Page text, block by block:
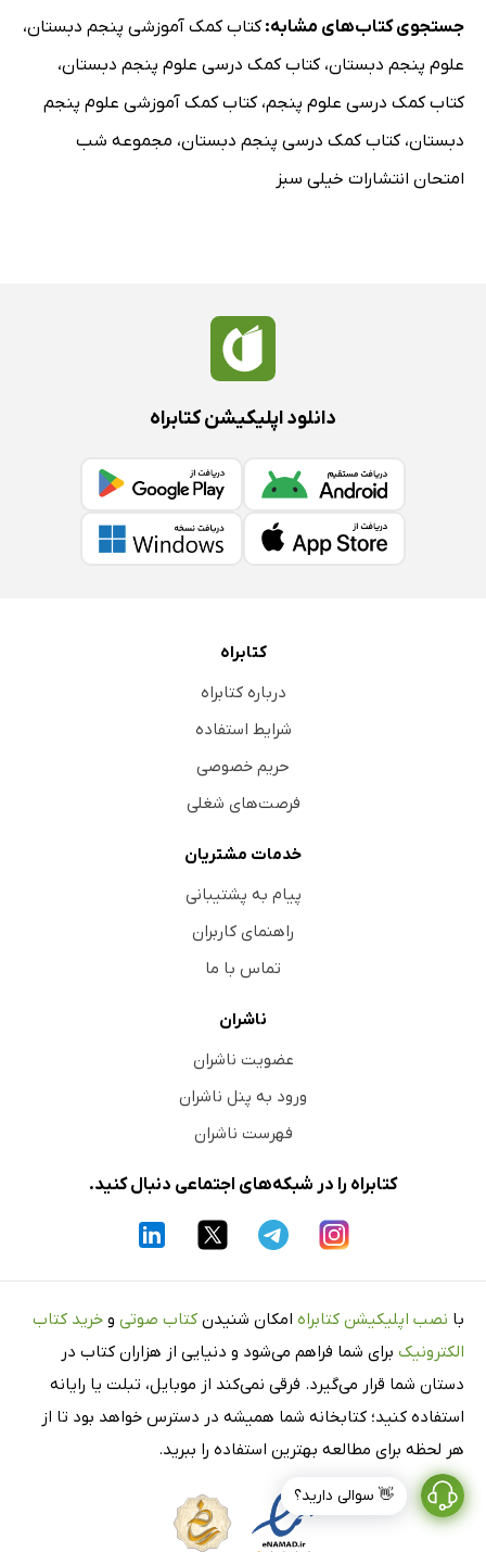
جستجوی کتاب‌های مشابه:کتاب کمک آموزشی پنجم دبستان،
علوم پنجم دبستان،کتاب کمک درسی علوم پنجم دبستان،
کتاب کمک درسی علوم پنجم،کتاب کمک آموزشی علوم پنجم
دبستان،کتاب کمک درسی پنجم دبستان، مجموعه شب
امتحان انتشارات خیلی سبز
👋 سوالی دارید؟
دانلود اپلیکیشن کتابراه
کتابراه
درباره کتابراه
شرایط استفاده
حریم خصوصی
فرصت‌های شغلی
خدمات مشتریان
پیام به پشتیبانی
راهنمای کاربران
تماس با ما
ناشران
عضویت ناشران
ورود به پنل ناشران
فهرست ناشران
کتابراه را در شبکه‌های اجتماعی دنبال کنید.
با نصب اپلیکیشن کتابراه امکان شنیدن کتاب صوتی و خرید کتاب
الکترونیک برای شما فراهم می‌شود و دنیایی از هزاران کتاب در
دستان شما قرار می‌گیرد. فرقی نمی‌کند از موبایل، تبلت یا رایانه
استفاده کنید؛ کتابخانه شما همیشه در دسترس خواهد بود تا از
هر لحظه برای مطالعه بهترین استفاده را ببرید.